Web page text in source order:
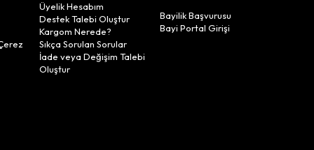
Üyelik Hesabım
Destek Talebi Oluştur
Kargom Nerede?
Sıkça Sorulan Sorular
İade veya Değişim Talebi
Oluştur
Bayilik Başvurusu
Bayi Portal Girişi